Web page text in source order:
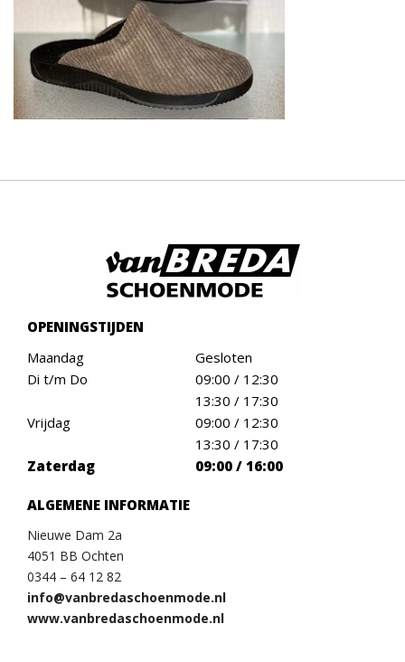
OPENINGSTIJDEN
Maandag
Gesloten
Di t/m Do
09:00 / 12:30
13:30 / 17:30
Vrijdag
09:00 / 12:30
13:30 / 17:30
Zaterdag
09:00 / 16:00
ALGEMENE INFORMATIE
Nieuwe Dam 2a
4051 BB Ochten
0344 – 64 12 82
info@vanbredaschoenmode.nl
www.vanbredaschoenmode.nl